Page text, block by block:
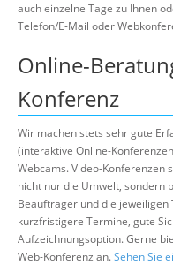
auch einzelne Tage zu Ihnen
Telefon/E-Mail oder
Online-
Konferenz
Wir machen stets sehr gute
(interaktive Online-
Webcams. Video-Konferenzen
nicht nur die Umwelt, sondern
Beauftrager und die
kurzfristigere Termine, gute
Aufzeichnungsoption. Gerne
Web-Konferenz an.Sehen Sie